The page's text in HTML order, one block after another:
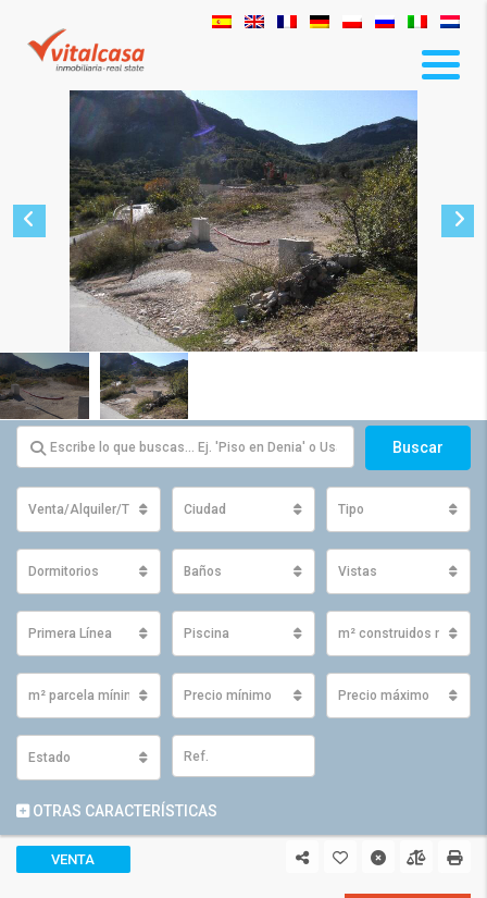
Buscar
Venta/Alquiler/Traspaso Ciudad Tipo
Dormitorios Baños Vistas
Primera Línea Piscina m² construidos
m² parcela mínimos Precio mínimo Precio máximo
Estado
OTRAS CARACTERÍSTICAS
VENTA